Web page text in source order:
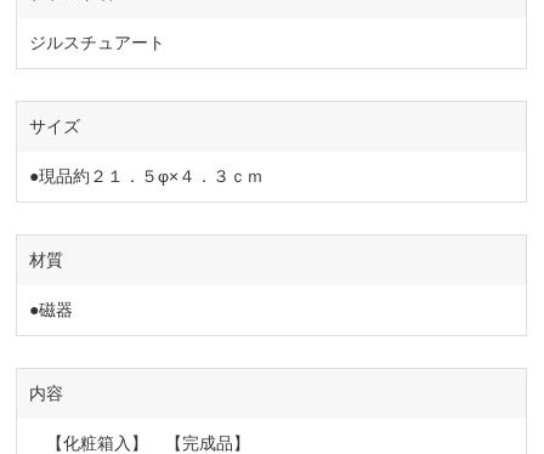
ジルスチュアート
サイズ
●現品約２１．５φ×４．３ｃｍ
材質
●磁器
内容
【化粧箱入】 【完成品】